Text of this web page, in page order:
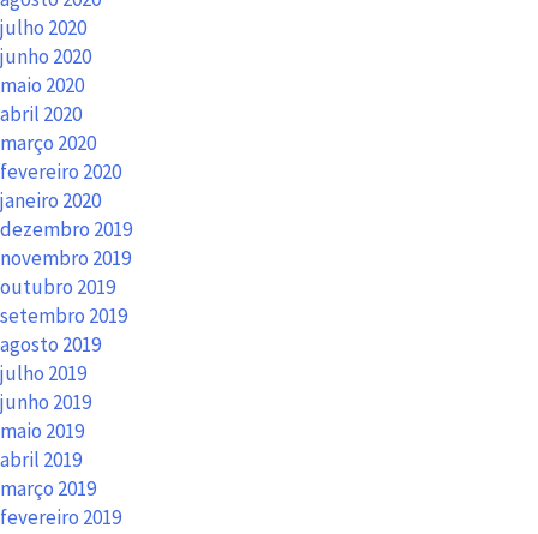
julho 2020
junho 2020
maio 2020
abril 2020
março 2020
fevereiro 2020
janeiro 2020
dezembro 2019
novembro 2019
outubro 2019
setembro 2019
agosto 2019
julho 2019
junho 2019
maio 2019
abril 2019
março 2019
fevereiro 2019